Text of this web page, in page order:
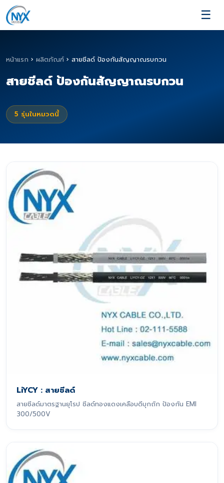
☰
หน้าแรก › ผลิตภัณฑ์ › สายชีลด์ ป้องกันสัญญาณรบกวน
สายชีลด์ ป้องกันสัญญาณรบกวน
5 รุ่นในหมวดนี้
LiYCY : สายชีลด์
สายชีลด์มาตรฐานยุโรป ชีลด์ทองแดงเคลือบดีบุกถัก ป้องกัน EMI
300/500V